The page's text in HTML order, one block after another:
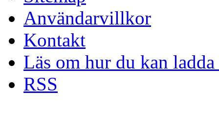
Användarvillkor
Kontakt
Läs om hur du kan
RSS